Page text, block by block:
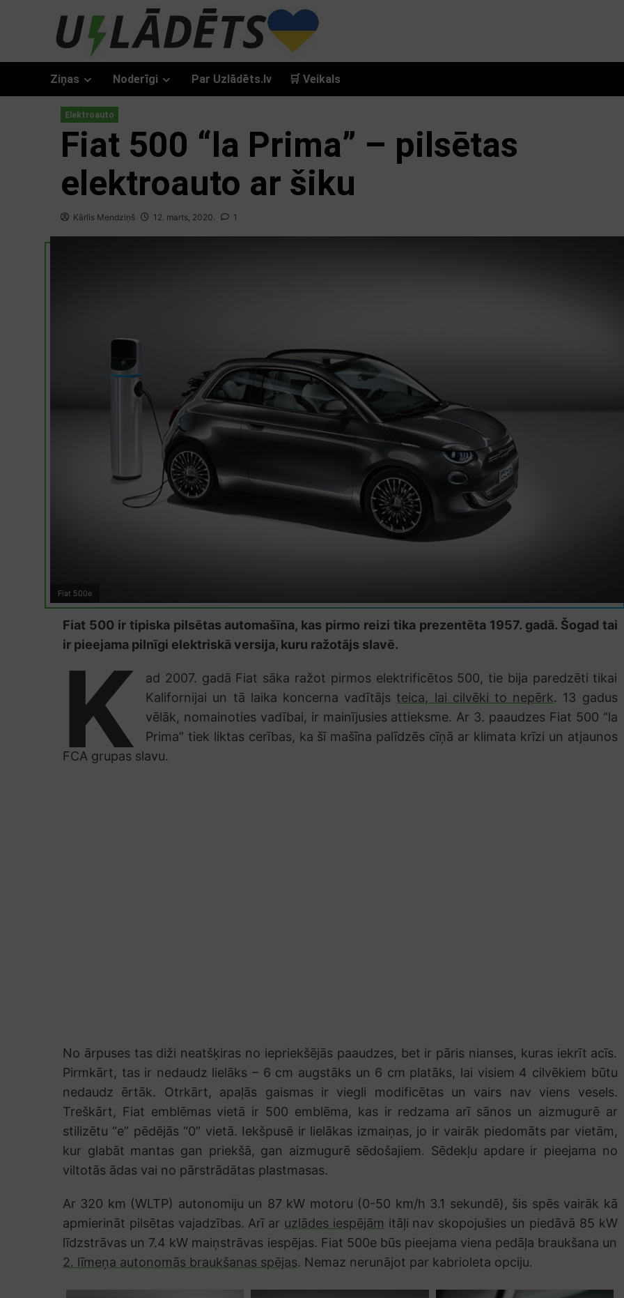
Ziņas Noderīgi Par Uzlādēts.lv 🛒 Veikals
Elektroauto
Fiat 500 “la Prima” – pilsētas
elektroauto ar šiku
Kārlis Mendziņš 12. marts, 2020. 1
Fiat 500e
Fiat 500 ir tipiska pilsētas automašīna, kas pirmo reizi tika prezentēta 1957. gadā. Šogad tai
ir pieejama pilnīgi elektriskā versija, kuru ražotājs slavē.
K
ad 2007. gadā Fiat sāka ražot pirmos elektrificētos 500, tie bija paredzēti tikai
Kalifornijai un tā laika koncerna vadītājs teica, lai cilvēki to nepērk. 13 gadus
vēlāk, nomainoties vadībai, ir mainījusies attieksme. Ar 3. paaudzes Fiat 500 “la
Prima” tiek liktas cerības, ka šī mašīna palīdzēs cīņā ar klimata krīzi un atjaunos
FCA grupas slavu.
No ārpuses tas diži neatšķiras no iepriekšējās paaudzes, bet ir pāris nianses, kuras iekrīt acīs.
Pirmkārt, tas ir nedaudz lielāks – 6 cm augstāks un 6 cm platāks, lai visiem 4 cilvēkiem būtu
nedaudz ērtāk. Otrkārt, apaļās gaismas ir viegli modificētas un vairs nav viens vesels.
Treškārt, Fiat emblēmas vietā ir 500 emblēma, kas ir redzama arī sānos un aizmugurē ar
stilizētu “e” pēdējās “0” vietā. Iekšpusē ir lielākas izmaiņas, jo ir vairāk piedomāts par vietām,
kur glabāt mantas gan priekšā, gan aizmugurē sēdošajiem. Sēdekļu apdare ir pieejama no
viltotās ādas vai no pārstrādātas plastmasas.
Ar 320 km (WLTP) autonomiju un 87 kW motoru (0-50 km/h 3.1 sekundē), šis spēs vairāk kā
apmierināt pilsētas vajadzības. Arī ar uzlādes iespējām itāļi nav skopojušies un piedāvā 85 kW
līdzstrāvas un 7.4 kW maiņstrāvas iespējas. Fiat 500e būs pieejama viena pedāļa braukšana un
2. līmeņa autonomās braukšanas spējas. Nemaz nerunājot par kabrioleta opciju.